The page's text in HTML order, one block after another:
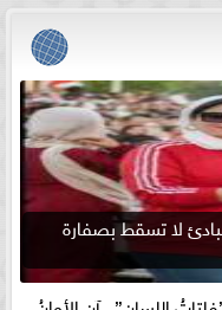
لا تسقط بصفارة